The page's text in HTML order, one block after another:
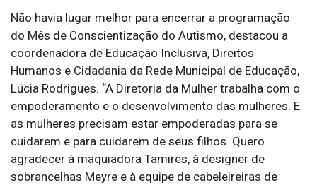
Não havia lugar melhor para encerrar a programação
do Mês de Conscientização do Autismo, destacou a
coordenadora de Educação Inclusiva, Direitos
Humanos e Cidadania da Rede Municipal de Educação,
Lúcia Rodrigues. “A Diretoria da Mulher trabalha com o
empoderamento e o desenvolvimento das mulheres. E
as mulheres precisam estar empoderadas para se
cuidarem e para cuidarem de seus filhos. Quero
agradecer à maquiadora Tamires, à designer de
sobrancelhas Meyre e à equipe de cabeleireiras de